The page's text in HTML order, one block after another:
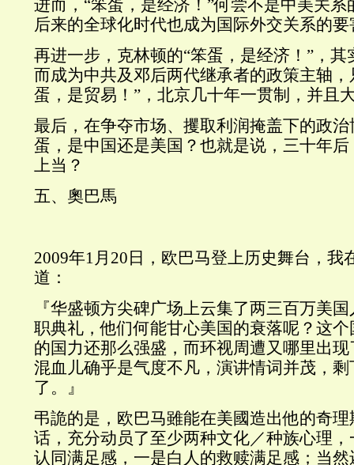
进而，“笨蛋，是经济！”何尝不是中美关
后来的全球化时代也成为国际外交关系的要
再进一步，克林顿的“笨蛋，是经济！”，
而成为中共及邓后两代继承者的政策主轴，
蛋，是贸易！”，北京几十年一贯制，并且
最后，在争夺市场、攫取利润掩盖下的政
蛋，是中国还是美国？也就是说，三十年
上当？
五、奧巴馬
2009年1月20日，欧巴马登上历史舞台，我
道：
『华盛顿方尖碑广场上云集了两三百万美
职典礼，他们何能甘心美国的衰落呢？这
的国力还那么强盛，而环视周遭又哪里出
混血儿确乎是气度不凡，演讲情词并茂，
了。』
弔詭的是，欧巴马雖能在美國造出他的奇理
话，充分动员了至少两种文化／种族心理
认同满足感，一是白人的救赎满足感；当